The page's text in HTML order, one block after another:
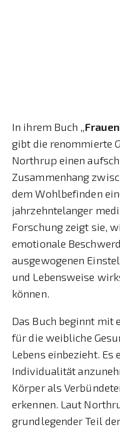
In ihrem Buch „
gibt die renommierte
Northrup einen
Zusammenhang
dem Wohlbefinden
jahrzehntelanger
Forschung zeigt sie,
emotionale
ausgewogenen
und Lebensweise
können.
Das Buch beginnt mit
für die weibliche
Lebens einbezieht.
Individualität
Körper als
erkennen. Laut
grundlegender Teil